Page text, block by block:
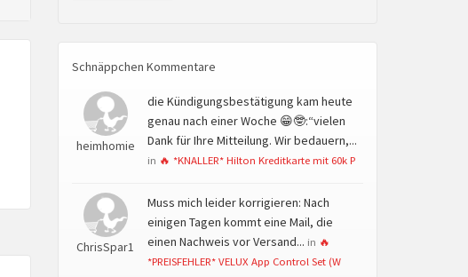
Schnäppchen Kommentare
heimhomie
die Kündigungsbestätigung kam heute
genau nach einer Woche 😁🤓:“vielen
Dank für Ihre Mitteilung. Wir bedauern,...
in 🔥 *KNALLER* Hilton Kreditkarte mit 60k P
ChrisSpar1
Muss mich leider korrigieren: Nach
einigen Tagen kommt eine Mail, die
einen Nachweis vor Versand... in 🔥
*PREISFEHLER* VELUX App Control Set (W